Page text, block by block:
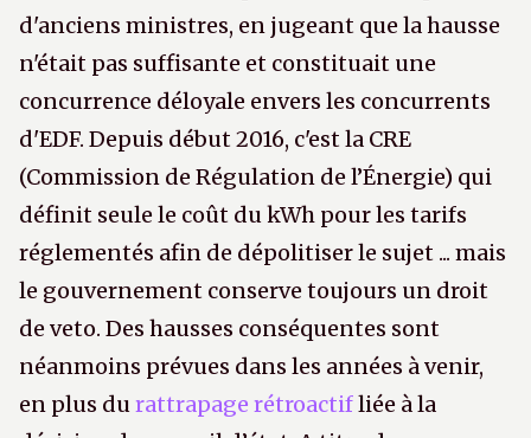
d'anciens ministres, en jugeant que la hausse
n'était pas suffisante et constituait une
concurrence déloyale envers les concurrents
d'EDF. Depuis début 2016, c'est la CRE
(Commission de Régulation de l’Énergie) qui
définit seule le coût du kWh pour les tarifs
réglementés afin de dépolitiser le sujet ... mais
le gouvernement conserve toujours un droit
de veto. Des hausses conséquentes sont
néanmoins prévues dans les années à venir,
en plus durattrapage rétroactifliée à la